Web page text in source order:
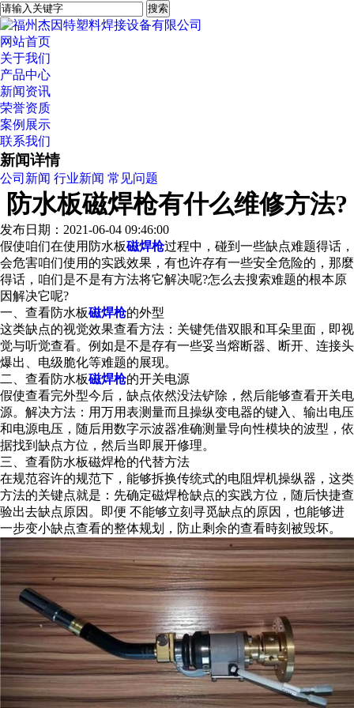
网站首页
关于我们
产品中心
新闻资讯
荣誉资质
案例展示
联系我们
新闻详情
公司新闻 行业新闻 常见问题
防水板磁焊枪有什么维修方法?
发布日期：2021-06-04 09:46:00
假使咱们在使用防水板磁焊枪过程中，碰到一些缺点难题得话，
会危害咱们使用的实践效果，有也许存有一些安全危险的，那麼
得话，咱们是不是有方法将它解决呢?怎么去搜索难题的根本原
因解决它呢?
一、查看防水板磁焊枪的外型
这类缺点的视觉效果查看方法：关键凭借双眼和耳朵里面，即视
觉与听觉查看。例如是不是存有一些妥当熔断器、断开、连接头
爆出、电级脆化等难题的展现。
二、查看防水板磁焊枪的开关电源
假使查看完外型今后，缺点依然没法铲除，然后能够查看开关电
源。解决方法：用万用表测量而且操纵变电器的键入、输出电压
和电源电压，随后用数字示波器准确测量导向性模块的波型，依
据找到缺点方位，然后当即展开修理。
三、查看防水板磁焊枪的代替方法
在规范容许的规范下，能够拆换传统式的电阻焊机操纵器，这类
方法的关键点就是：先确定磁焊枪缺点的实践方位，随后快捷查
验出去缺点原因。即便 不能够立刻寻觅缺点的原因，也能够进
一步变小缺点查看的整体规划，防止剩余的查看時刻被毁坏。